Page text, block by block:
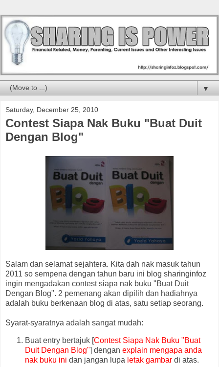
▼
Saturday, December 25, 2010
Contest Siapa Nak Buku "Buat Duit
Dengan Blog"
Salam dan selamat sejahtera. Kita dah nak masuk tahun
2011 so sempena dengan tahun baru ini blog sharinginfoz
ingin mengadakan contest siapa nak buku "Buat Duit
Dengan Blog". 2 pemenang akan dipilih dan hadiahnya
adalah buku berkenaan blog di atas, satu setiap seorang.
Syarat-syaratnya adalah sangat mudah:
Buat entry bertajuk [Contest Siapa Nak Buku "Buat
Duit Dengan Blog"] dengan explain mengapa anda
nak buku ini dan jangan lupa letak gambar di atas.